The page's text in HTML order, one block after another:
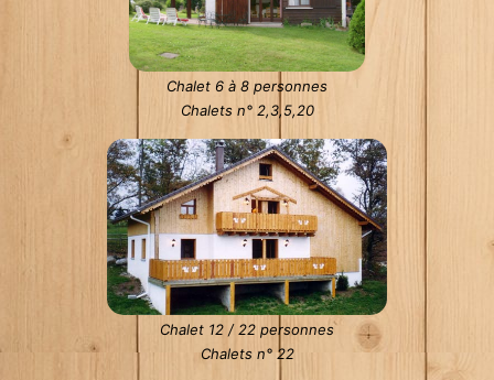
Chalet 6 à 8 personnes
Chalets n° 2,3,5,20
Chalet 12 / 22 personnes
Chalets n° 22